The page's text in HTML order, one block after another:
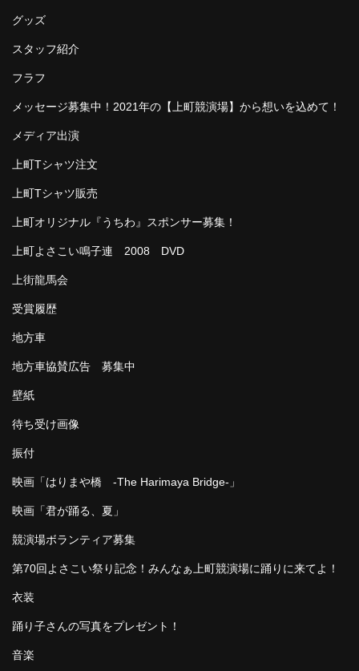
グッズ
スタッフ紹介
フラフ
メッセージ募集中！2021年の【上町競演場】から想いを込めて！
メディア出演
上町Tシャツ注文
上町Tシャツ販売
上町オリジナル『うちわ』スポンサー募集！
上町よさこい鳴子連 2008 DVD
上街龍馬会
受賞履歴
地方車
地方車協賛広告 募集中
壁紙
待ち受け画像
振付
映画「はりまや橋 -The Harimaya Bridge-」
映画「君が踊る、夏」
競演場ボランティア募集
第70回よさこい祭り記念！みんなぁ上町競演場に踊りに来てよ！
衣装
踊り子さんの写真をプレゼント！
音楽